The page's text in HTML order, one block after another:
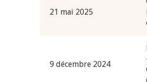
21 mai 2025
9 décembre 2024